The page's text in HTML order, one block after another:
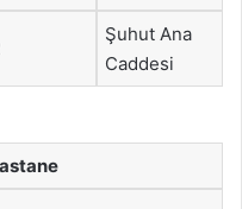
Şuhut Ana
Caddesi